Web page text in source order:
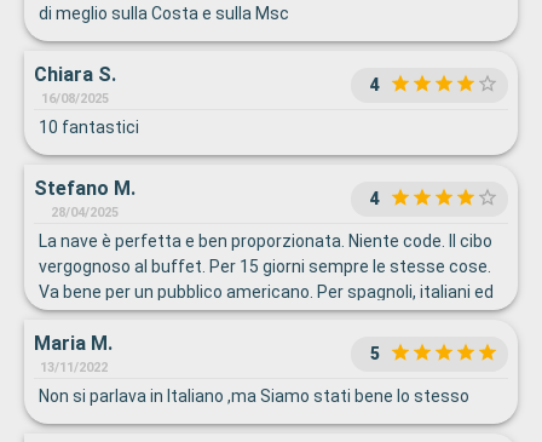
di meglio sulla Costa e sulla Msc
Chiara S.
16/08/2025
4
10 fantastici
Stefano M.
28/04/2025
4
La nave è perfetta e ben proporzionata. Niente code. Il cibo
vergognoso al buffet. Per 15 giorni sempre le stesse cose.
Va bene per un pubblico americano. Per spagnoli, italiani ed
argentini non si può cucinare così. La pasta propongo di
venire a spiegare come si cucina. Al ristorante un pochino
meglio. Consigli di eliminare i cibi Italian sounding piuttosto
che cucinarli così. Per la parte sportiva l'offerta è
monodirezionale: solo pickelball e muro. Ottima palestra.
Maria M.
13/11/2022
5
Non si parlava in Italiano ,ma Siamo stati bene lo stesso